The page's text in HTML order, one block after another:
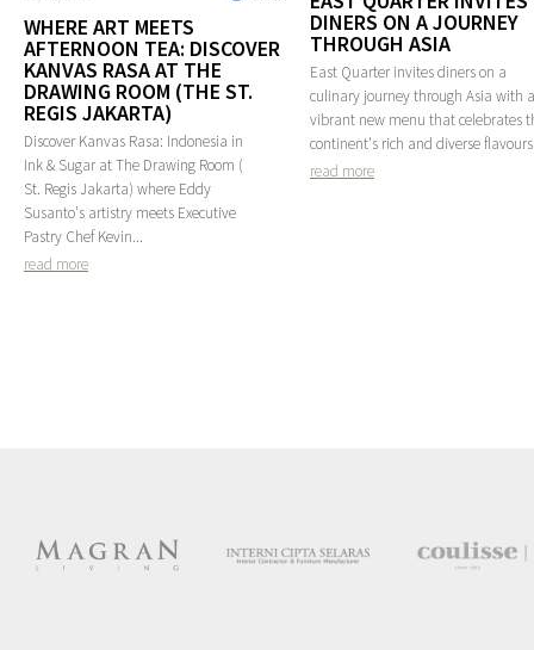
WHERE ART MEETS
AFTERNOON TEA: DISCOVER
KANVAS RASA AT THE
DRAWING ROOM (THE ST.
REGIS JAKARTA)
Discover Kanvas Rasa: Indonesia in
Ink & Sugar at The Drawing Room (
St. Regis Jakarta) where Eddy
Susanto's artistry meets Executive
Pastry Chef Kevin...
read more
DINERS ON A JOURNEY
THROUGH ASIA
East Quarter invites diners on a
culinary journey through Asia with a
vibrant new menu that celebrates
continent's rich and diverse
read more